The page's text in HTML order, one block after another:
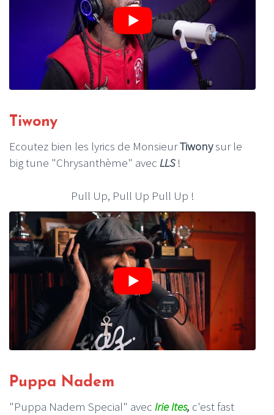
Tiwony
Ecoutez bien les lyrics de MonsieurTiwonysur le
big tune "Chrysanthème" avec LLS!
Pull Up, Pull Up Pull Up !
Puppa Nadem
"Puppa Nadem Special" avec Irie Ites, c'est fast